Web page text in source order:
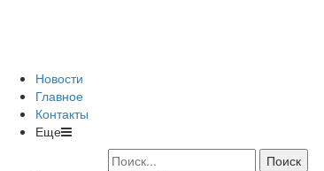
Новости
Главное
Контакты
Еще